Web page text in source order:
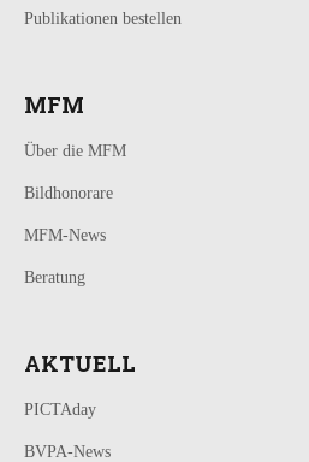
Publikationen bestellen
MFM
Über die MFM
Bildhonorare
MFM-News
Beratung
AKTUELL
PICTAday
BVPA-News